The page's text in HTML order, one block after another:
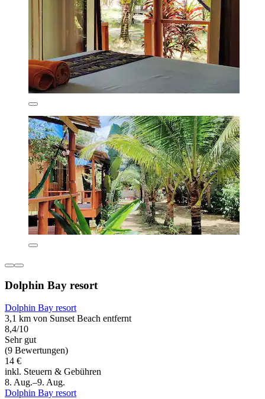
Dolphin Bay resort
Dolphin Bay resort
3,1 km von Sunset Beach entfernt
8,4/10
Sehr gut
(9 Bewertungen)
14 €
inkl. Steuern & Gebühren
8. Aug.–9. Aug.
Dolphin Bay resort